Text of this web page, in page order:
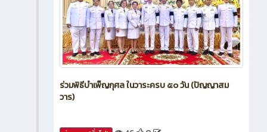
ร่วมพิธีบำเพ็ญกุศล ในวาระครบ ๕๐ วัน (ปัญญาสม